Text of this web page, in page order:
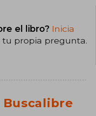
el libro? Inicia
propia pregunta.